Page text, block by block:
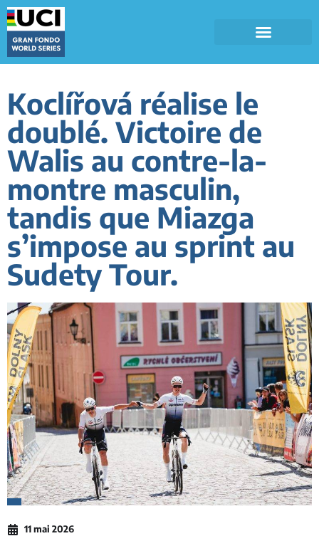
Koclířová réalise le
doublé. Victoire de
Walis au contre-la-
montre masculin,
tandis que Miazga
s’impose au sprint au
Sudety Tour.
11 mai 2026